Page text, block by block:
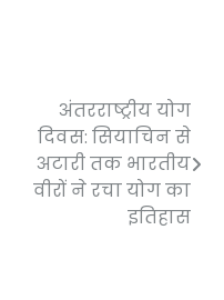
अंतरराष्ट्रीय योग
दिवस: सियाचिन से
अटारी तक भारतीय
वीरों ने रचा योग का
इतिहास